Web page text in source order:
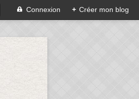
Connexion + Créer mon blog